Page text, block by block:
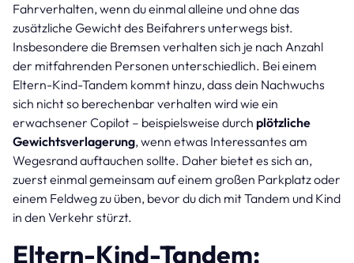
Fahrverhalten, wenn du einmal alleine und ohne das
zusätzliche Gewicht des Beifahrers unterwegs bist.
Insbesondere die Bremsen verhalten sich je nach Anzahl
der mitfahrenden Personen unterschiedlich. Bei einem
Eltern-Kind-Tandem kommt hinzu, dass dein Nachwuchs
sich nicht so berechenbar verhalten wird wie ein
erwachsener Copilot – beispielsweise durch plötzliche
Gewichtsverlagerung, wenn etwas Interessantes am
Wegesrand auftauchen sollte. Daher bietet es sich an,
zuerst einmal gemeinsam auf einem großen Parkplatz oder
einem Feldweg zu üben, bevor du dich mit Tandem und Kind
in den Verkehr stürzt.
Eltern-Kind-Tandem: